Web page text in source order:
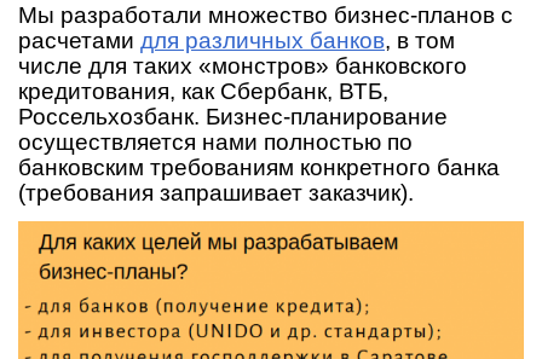
Мы разработали множество бизнес-планов с
расчетами для различных банков, в том
числе для таких «монстров» банковского
кредитования, как Сбербанк, ВТБ,
Россельхозбанк. Бизнес-планирование
осуществляется нами полностью по
банковским требованиям конкретного банка
(требования запрашивает заказчик).